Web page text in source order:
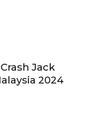
Jack
2024